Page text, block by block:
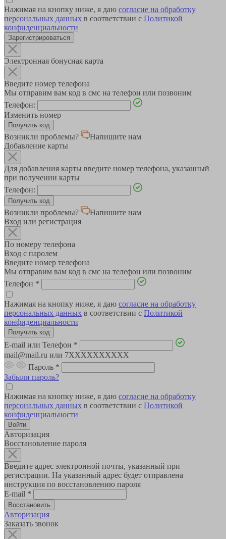
Нажимая на кнопку ниже, я даю согласие на обработку
персональных данных в соответствии с Политикой
конфиденциальности
Зарегистрироваться
Электронная бонусная карта
Введите номер телефона
Мы отправим вам код в смс на телефон или позвоним
Телефон:
Изменить номер
Возникли проблемы?
Напишите нам
Добавление карты
Для добавления карты введите номер телефона, указанный
при получении карты
Телефон:
Возникли проблемы?
Напишите нам
Вход или регистрация
По номеру телефона
Вход с паролем
Введите номер телефона
Мы отправим вам код в смс на телефон или позвоним
Телефон *
Нажимая на кнопку ниже, я даю согласие на обработку
персональных данных в соответствии с Политикой
конфиденциальности
E-mail или Телефон *
mail@mail.ru или 7XXXXXXXXXX
Пароль *
Забыли пароль?
Нажимая на кнопку ниже, я даю согласие на обработку
персональных данных в соответствии с Политикой
конфиденциальности
Авторизация
Восстановление пароля
Введите адрес электронной почты, указанный при
регистрации. На указанный адрес будет отправлена
инструкция по восстановлению пароля
E-mail *
Авторизация
Заказать звонок